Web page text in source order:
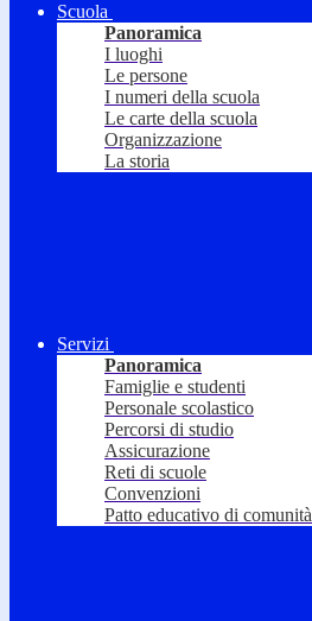
Scuola
Panoramica
I luoghi
Le persone
I numeri della scuola
Le carte della scuola
Organizzazione
La storia
Servizi
Panoramica
Famiglie e studenti
Personale scolastico
Percorsi di studio
Assicurazione
Reti di scuole
Convenzioni
Patto educativo di comunità